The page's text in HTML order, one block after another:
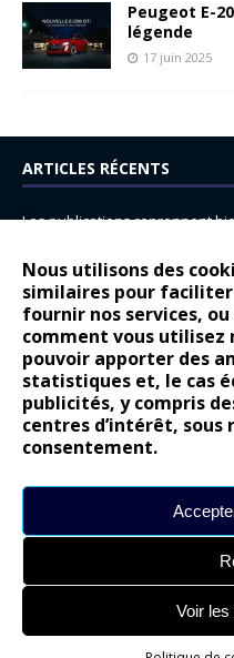
Nous utilisons des
similaires pour
fournir nos services,
comment vous utilisez
pouvoir apporter des
statistiques et, le cas
publicités, y compris
centres d’intérêt, sous
consentement.
Voir les
Peugeot E-
légende
17 juin 2025
ARTICLES RÉCENTS
Les publications reprennent
14 juillet : nouveau film de
Renault Espace : voyage,
Peugeot E-208 GTi : naissance
COMMENTAIRES RÉCENTS
Bernard Dardartdans
Gilly
gyo
Lancia Ypsilon :